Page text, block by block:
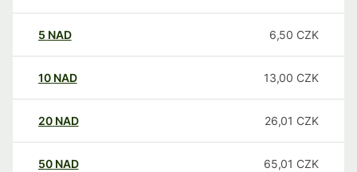
5 NAD 6,50 CZK
10 NAD 13,00 CZK
20 NAD 26,01 CZK
50 NAD 65,01 CZK